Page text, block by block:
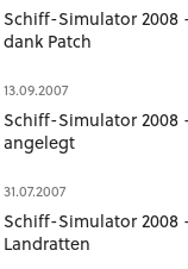
Schiff-Simulator
dank Patch
13.09.2007
Schiff-Simulator 2008
angelegt
31.07.2007
Schiff-Simulator 2008
Landratten